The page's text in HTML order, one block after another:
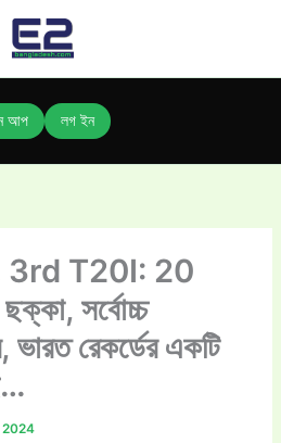
আপ লগ ইন
3rd T20I: 20
সর্বোচ্চ
রেকর্ডের একটি
2024